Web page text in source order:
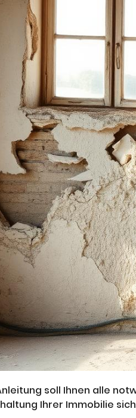
soll Ihnen alle
Ihrer Immobilie